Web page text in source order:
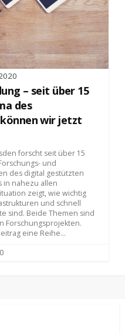
– seit über 15
des
wir jetzt
forscht seit über 15
und
des digital gestützten
in nahezu allen
zeigt, wie wichtig
und schnell
sind. Beide Themen sind
Forschungsprojekten.
eine Reihe...